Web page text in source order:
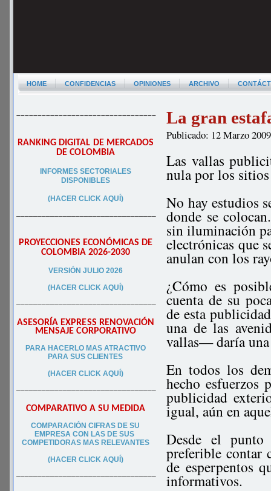
HOME CONFIDENCIAS OPINIONES ARCHIVO
–––––––––––––––––––––––––––––––––
RANKING DIGITAL DE MERCADOS
DE COLOMBIA
INFORMES SECTORIALES
DISPONIBLES
(HACER CLICK AQUÍ)
–––––––––––––––––––––––––––––––––
PROYECCIONES ECONÓMICAS DE
COLOMBIA 2026-2030
VERSIÓN JULIO 2026
(HACER CLICK AQUÍ)
–––––––––––––––––––––––––––––––––
ASESORÍA EXPRESS RENOVACIÓN
MENSAJE CORPORATIVO
PARA HACERLO MAS ATRACTIVO
PARA SUS CLIENTES
(HACER CLICK AQUÍ)
–––––––––––––––––––––––––––––––––
COMPARATIVO A SU MEDIDA
COMPARACIÓN CIFRAS DE SU
EMPRESA CON LAS DE SUS
COMPETIDORAS MAS RELEVANTES
(HACER CLICK AQUÍ)
–––––––––––––––––––––––––––––––––
La gran
Publicado: 12 Marzo 2009
Las vallas
nula por los
No hay estudios
donde se
sin iluminación
electrónicas que
anulan con los
¿Cómo es
cuenta de su
de esta
una de las
vallas— daría una
En todos los
hecho esfuerzos
publicidad
igual, aún en
Desde el
preferible contar
de esperpentos
informativos.